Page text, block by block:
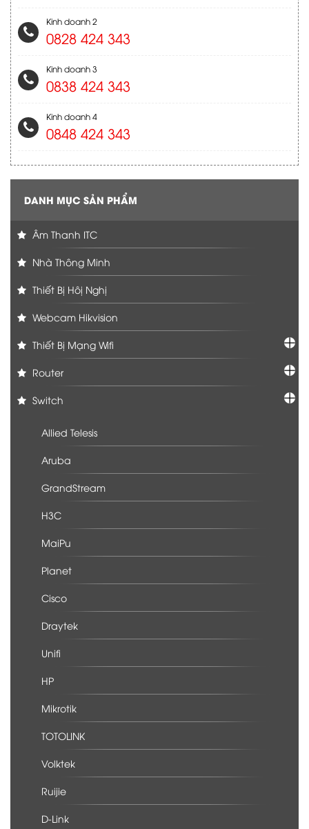
Kinh doanh 2
0828 424 343
Kinh doanh 3
0838 424 343
Kinh doanh 4
0848 424 343
DANH MỤC SẢN PHẨM
Âm Thanh ITC
Nhà Thông Minh
Thiết Bị Hôị Nghị
Webcam Hikvision
Thiết Bị Mạng Wifi
Router
Switch
Allied Telesis
Aruba
GrandStream
H3C
MaiPu
Planet
Cisco
Draytek
Unifi
HP
Mikrotik
TOTOLINK
Volktek
Ruijie
D-Link